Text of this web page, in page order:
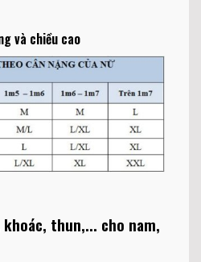
và chiều cao
thun,... cho nam,